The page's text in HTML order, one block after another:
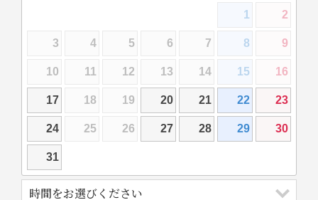
1 2
3 4 5 6 7 8 9
10 11 12 13 14 15 16
17 18 19 20 21 22 23
24 25 26 27 28 29 30
31